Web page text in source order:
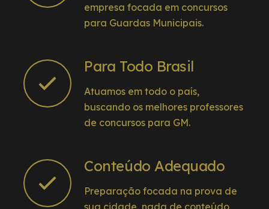
empresa focada em concursos
para Guardas Municipais.
Para Todo Brasil
Atuamos em todo o país,
buscando os melhores professores
de concursos para GM.
Conteúdo Adequado
Preparação focada na prova de